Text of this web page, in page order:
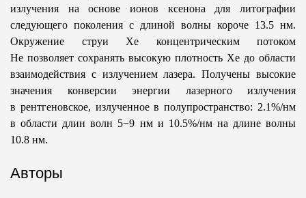
излучения на основе ионов ксенона для литографии
следующего поколения с длиной волны короче 13.5 нм.
Окружение струи Xe концентрическим потоком
He позволяет сохранять высокую плотность Xe до области
взаимодействия с излучением лазера. Получены высокие
значения конверсии энергии лазерного излучения
в рентгеновское, излученное в полупространство: 2.1%/нм
в области длин волн 5−9 нм и 10.5%/нм на длине волны
10.8 нм.
Авторы